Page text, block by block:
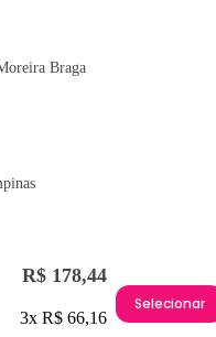
Braga
R$ 178,44
3x R$ 66,16
Selecionar